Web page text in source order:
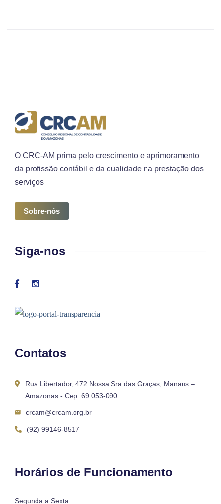
O CRC-AM prima pelo crescimento e aprimoramento
da profissão contábil e da qualidade na prestação dos
serviços
Sobre-nós
Siga-nos
Contatos
Rua Libertador, 472 Nossa Sra das Graças, Manaus –
Amazonas - Cep: 69.053-090
crcam@crcam.org.br
(92) 99146-8517
Horários de Funcionamento
Segunda a Sexta